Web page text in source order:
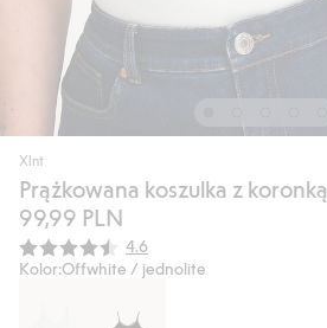
Xlnt
Prążkowana koszulka z koronką
99,99 PLN
Średnia ocena:
4.6
Kolor:Offwhite / jednolite